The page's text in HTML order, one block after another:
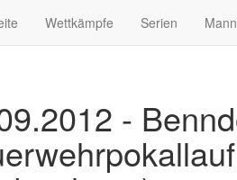
Wettkämpfe Serien
-